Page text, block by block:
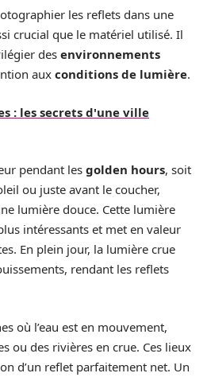
les reflets dans une
crucial que le matériel utilisé. Il
des environnements
aux conditions de lumière.
: les secrets d'une ville
pendant les golden hours, soit
ou juste avant le coucher,
lumière douce. Cette lumière
intéressants et met en valeur
En plein jour, la lumière crue
rendant les reflets
où l’eau est en mouvement,
ou des rivières en crue. Ces lieux
d’un reflet parfaitement net. Un